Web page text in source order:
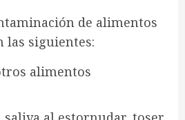
de alimentos
las siguientes:
alimentos